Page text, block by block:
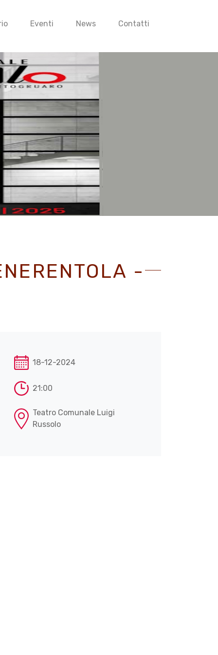
Eventi News Contatti
-
18-12-2024
21:00
Teatro Comunale Luigi
Russolo